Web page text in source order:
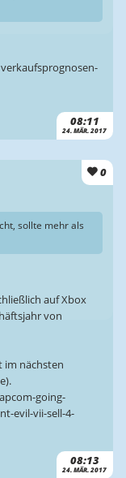
08:11
24. MÄR. 2017
0
08:13
24. MÄR. 2017
sollte mehr als
auf Xbox
von
im nächsten
going-
evil-vii-sell-4-